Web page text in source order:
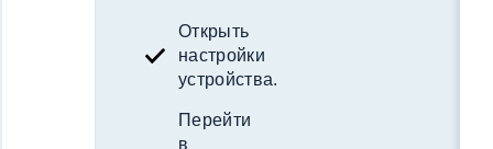
Открыть
настройки
устройства.
Перейти
в